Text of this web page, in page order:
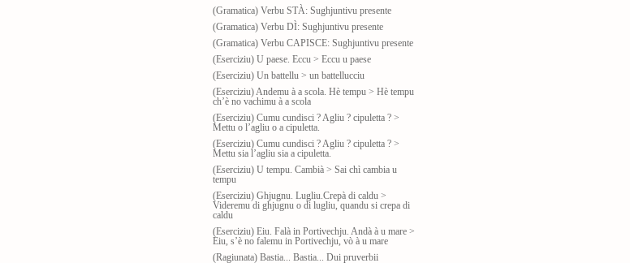
(Gramatica) Verbu STÀ: Sughjuntivu presente
(Gramatica) Verbu DÌ: Sughjuntivu presente
(Gramatica) Verbu CAPISCE: Sughjuntivu presente
(Eserciziu) U paese. Eccu > Eccu u paese
(Eserciziu) Un battellu > un battellucciu
(Eserciziu) Andemu à a scola. Hè tempu > Hè tempu
ch’è no vachimu à a scola
(Eserciziu) Cumu cundisci ? Agliu ? cipuletta ? >
Mettu o l’agliu o a cipuletta.
(Eserciziu) Cumu cundisci ? Agliu ? cipuletta ? >
Mettu sia l’agliu sia a cipuletta.
(Eserciziu) U tempu. Cambià > Sai chì cambia u
tempu
(Eserciziu) Ghjugnu. Lugliu.Crepà di caldu >
Videremu di ghjugnu o di lugliu, quandu si crepa di
caldu
(Eserciziu) Eiu. Falà in Portivechju. Andà à u mare >
Eiu, s’è no falemu in Portivechju, vò à u mare
(Ragiunata) Bastia... Bastia... Dui pruverbii